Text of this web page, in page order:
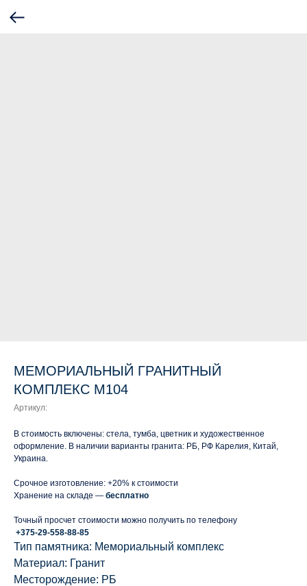
МЕМОРИАЛЬНЫЙ ГРАНИТНЫЙ
КОМПЛЕКС М104
Артикул:
В стоимость включены: стела, тумба, цветник и художественное
оформление. В наличии варианты гранита: РБ, РФ Карелия, Китай,
Украина.
Срочное изготовление: +20% к стоимости
Хранение на складе — бесплатно
Точный просчет стоимости можно получить по телефону
+375-29-558-88-85
Тип памятника: Мемориальный комплекс
Материал: Гранит
Месторождение: РБ